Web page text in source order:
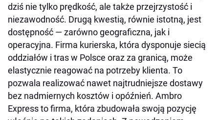
dziś nie tylko prędkość, ale także przejrzystość i
niezawodność. Drugą kwestią, równie istotną, jest
dostępność — zarówno geograficzna, jak i
operacyjna. Firma kurierska, która dysponuje siecią
oddziałów i tras w Polsce oraz za granicą, może
elastycznie reagować na potrzeby klienta. To
pozwala realizować nawet najtrudniejsze dostawy
bez nadmiernych kosztów i opóźnień. Ambro
Express to firma, która zbudowała swoją pozycję